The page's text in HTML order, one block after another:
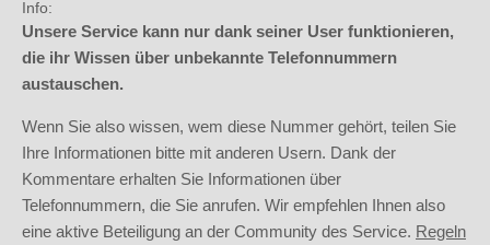
Info:
Unsere Service kann nur dank seiner User funktionieren,
die ihr Wissen über unbekannte Telefonnummern
austauschen.
Wenn Sie also wissen, wem diese Nummer gehört, teilen Sie
Ihre Informationen bitte mit anderen Usern. Dank der
Kommentare erhalten Sie Informationen über
Telefonnummern, die Sie anrufen. Wir empfehlen Ihnen also
eine aktive Beteiligung an der Community des Service. Regeln